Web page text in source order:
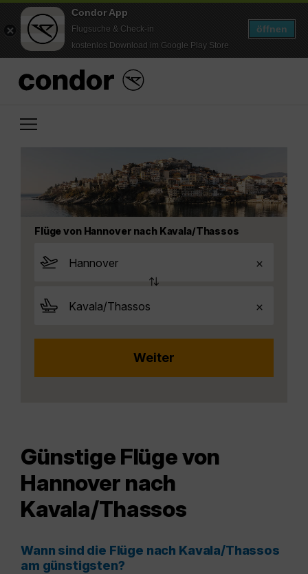
Condor App
Flugsuche & Check-in
kostenlos Download im Google Play Store
öffnen
Flüge von Hannover nach Kavala/Thassos
Günstige Flüge von
Hannover nach
Kavala/Thassos
Wann sind die Flüge nach Kavala/Thassos
am günstigsten?